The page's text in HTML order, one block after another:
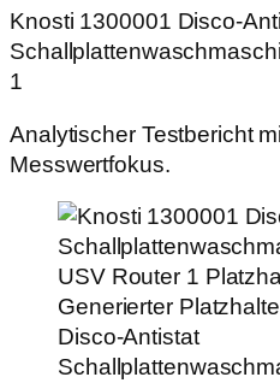
Knosti 1300001
1
Analytischer Testbericht
Messwertfokus.
Generierter
Disco‑Antistat